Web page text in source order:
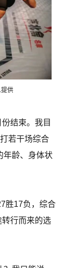
提供
结束。我目
若干场综合
年龄、身体状
胜17负，综合
行而来的选